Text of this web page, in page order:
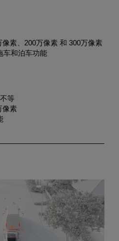
素、200万像素 和 300万像素
车和泊车功能
等
像素